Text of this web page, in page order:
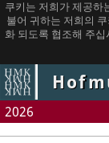
쿠키는 저희가 제공하
불어 귀하는 저희의
화 되도록 협조해 주
2026